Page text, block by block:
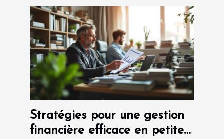
Stratégies pour une gestion
financière efficace en petite